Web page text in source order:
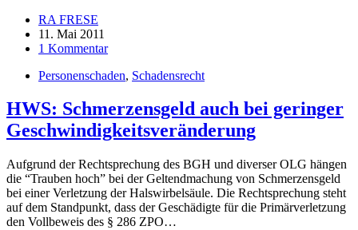
RA FRESE
11. Mai 2011
1 Kommentar
Personenschaden, Schadensrecht
HWS: Schmerzensgeld auch bei geringer
Geschwindigkeitsveränderung
Aufgrund der Rechtsprechung des BGH und diverser OLG hängen
die “Trauben hoch” bei der Geltendmachung von Schmerzensgeld
bei einer Verletzung der Halswirbelsäule. Die Rechtsprechung steht
auf dem Standpunkt, dass der Geschädigte für die Primärverletzung
den Vollbeweis des § 286 ZPO…